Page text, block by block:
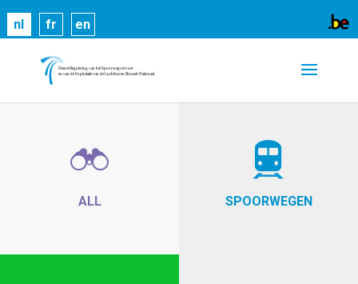
nl fr en
ALL SPOORWEGEN
Cookies helpen ons bij het leveren van onze
diensten. Door gebruik te maken van onze diensten,
gaat u akkoord met ons gebruik van cookies.
informatie